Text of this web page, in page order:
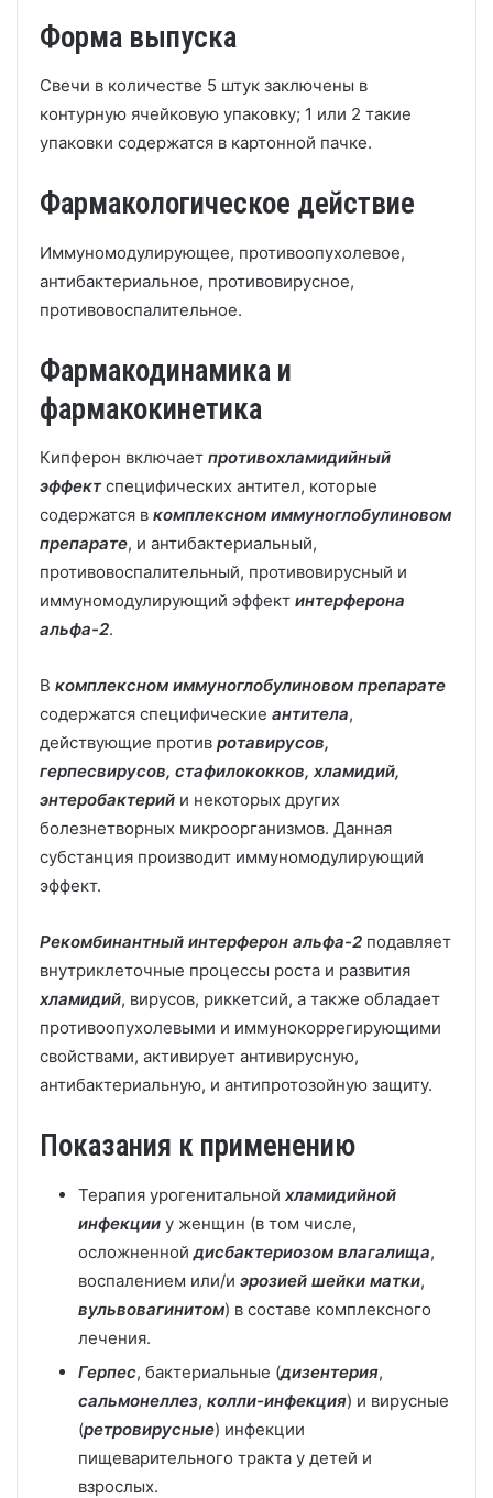
Форма выпуска
Свечи в количестве 5 штук заключены в
контурную ячейковую упаковку; 1 или 2 такие
упаковки содержатся в картонной пачке.
Фармакологическое действие
Иммуномодулирующее, противоопухолевое,
антибактериальное, противовирусное,
противовоспалительное.
Фармакодинамика и
фармакокинетика
Кипферон включает противохламидийный
эффект специфических антител, которые
содержатся в комплексном иммуноглобулиновом
препарате, и антибактериальный,
противовоспалительный, противовирусный и
иммуномодулирующий эффект интерферона
альфа-2.
В комплексном иммуноглобулиновом препарате
содержатся специфические антитела,
действующие против ротавирусов,
герпесвирусов, стафилококков, хламидий,
энтеробактерий и некоторых других
болезнетворных микроорганизмов. Данная
субстанция производит иммуномодулирующий
эффект.
Рекомбинантный интерферон aльфа-2 подавляет
внутриклеточные процессы роста и развития
хламидий, вирусов, риккетсий, а также обладает
противоопухолевыми и иммунокоррегирующими
свойствами, активирует антивирусную,
антибактериальную, и антипротозойную защиту.
Показания к применению
Терапия урогенитальной хламидийной
инфекции у женщин (в том числе,
осложненнойдисбактериозом влагалища,
воспалением или/и эрозией шейки матки,
вульвовагинитом) в составе комплексного
лечения.
Герпес, бактериальные (дизентерия,
сальмонеллез, колли-инфекция) и вирусные
(ретровирусные) инфекции
пищеварительного тракта у детей и
взрослых.